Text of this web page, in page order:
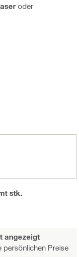
oder
stk.
angezeigt
persönlichen Preise